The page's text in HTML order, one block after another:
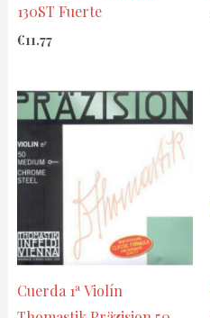
130ST Fuerte
€11.77
Cuerda 1ª Violín